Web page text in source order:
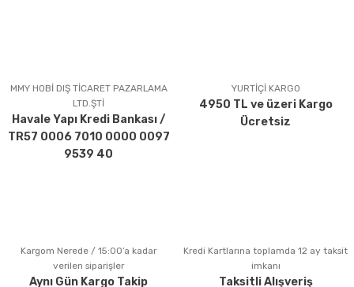
Ürün açıklamasında eksik bilgiler bulunuyor.
Ürün bilgilerinde hatalar bulunuyor.
Ürün fiyatı diğer sitelerden daha pahalı.
Bu ürüne benzer farklı alternatifler olmalı.
Gönder
MMY HOBİ DIŞ TİCARET PAZARLAMA
LTD.ŞTİ
Havale Yapı Kredi Bankası /
TR57 0006 7010 0000 0097
9539 40
YURTİÇİ KARGO
4950 TL ve üzeri Kargo
Ücretsiz
Kargom Nerede / 15:00’a kadar
verilen siparişler
Aynı Gün Kargo Takip
Kredi Kartlarına toplamda 12 ay taksit
imkanı
Taksitli Alışveriş